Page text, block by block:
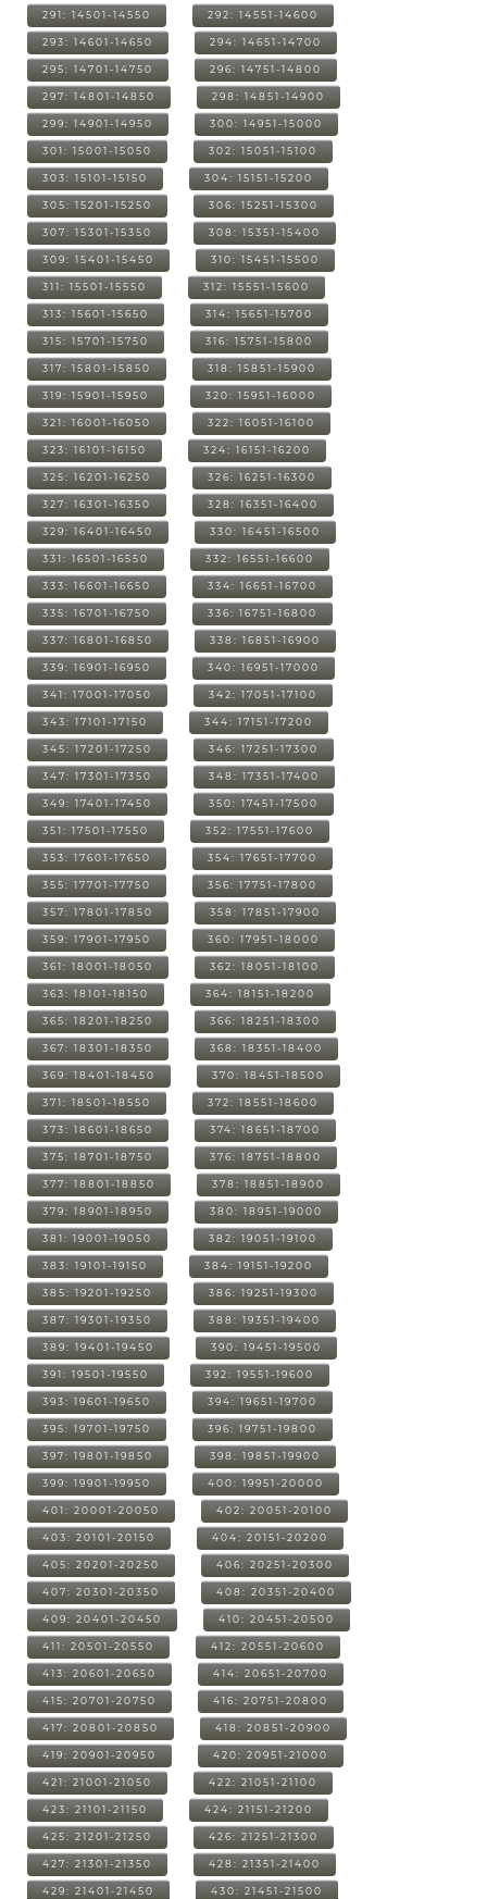
291: 14501-14550 292: 14551-14600
293: 14601-14650 294: 14651-14700
295: 14701-14750 296: 14751-14800
297: 14801-14850 298: 14851-14900
299: 14901-14950 300: 14951-15000
301: 15001-15050 302: 15051-15100
303: 15101-15150 304: 15151-15200
305: 15201-15250 306: 15251-15300
307: 15301-15350 308: 15351-15400
309: 15401-15450 310: 15451-15500
311: 15501-15550 312: 15551-15600
313: 15601-15650 314: 15651-15700
315: 15701-15750 316: 15751-15800
317: 15801-15850 318: 15851-15900
319: 15901-15950 320: 15951-16000
321: 16001-16050 322: 16051-16100
323: 16101-16150 324: 16151-16200
325: 16201-16250 326: 16251-16300
327: 16301-16350 328: 16351-16400
329: 16401-16450 330: 16451-16500
331: 16501-16550 332: 16551-16600
333: 16601-16650 334: 16651-16700
335: 16701-16750 336: 16751-16800
337: 16801-16850 338: 16851-16900
339: 16901-16950 340: 16951-17000
341: 17001-17050 342: 17051-17100
343: 17101-17150 344: 17151-17200
345: 17201-17250 346: 17251-17300
347: 17301-17350 348: 17351-17400
349: 17401-17450 350: 17451-17500
351: 17501-17550 352: 17551-17600
353: 17601-17650 354: 17651-17700
355: 17701-17750 356: 17751-17800
357: 17801-17850 358: 17851-17900
359: 17901-17950 360: 17951-18000
361: 18001-18050 362: 18051-18100
363: 18101-18150 364: 18151-18200
365: 18201-18250 366: 18251-18300
367: 18301-18350 368: 18351-18400
369: 18401-18450 370: 18451-18500
371: 18501-18550 372: 18551-18600
373: 18601-18650 374: 18651-18700
375: 18701-18750 376: 18751-18800
377: 18801-18850 378: 18851-18900
379: 18901-18950 380: 18951-19000
381: 19001-19050 382: 19051-19100
383: 19101-19150 384: 19151-19200
385: 19201-19250 386: 19251-19300
387: 19301-19350 388: 19351-19400
389: 19401-19450 390: 19451-19500
391: 19501-19550 392: 19551-19600
393: 19601-19650 394: 19651-19700
395: 19701-19750 396: 19751-19800
397: 19801-19850 398: 19851-19900
399: 19901-19950 400: 19951-20000
401: 20001-20050 402: 20051-20100
403: 20101-20150 404: 20151-20200
405: 20201-20250 406: 20251-20300
407: 20301-20350 408: 20351-20400
409: 20401-20450 410: 20451-20500
411: 20501-20550 412: 20551-20600
413: 20601-20650 414: 20651-20700
415: 20701-20750 416: 20751-20800
417: 20801-20850 418: 20851-20900
419: 20901-20950 420: 20951-21000
421: 21001-21050 422: 21051-21100
423: 21101-21150 424: 21151-21200
425: 21201-21250 426: 21251-21300
427: 21301-21350 428: 21351-21400
429: 21401-21450 430: 21451-21500